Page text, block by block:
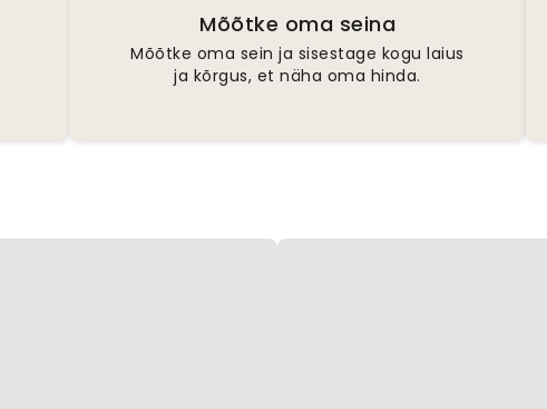
Mõõtke oma seina
Mõõtke oma sein ja sisestage kogu laius
ja kõrgus, et näha oma hinda.